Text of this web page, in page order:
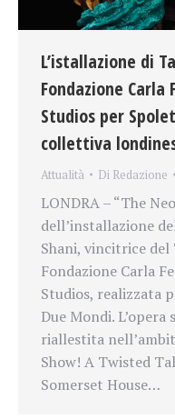
L’istallazione di
Fondazione
Studios per
collettiva
Attualità Di Redazione
LONDRA – “The
dell’installazione
Shani, vincitrice
Fondazione Carla
Studios, realizzata
Due Mondi.
riallestita
Show! A Twisted
Somerset House…